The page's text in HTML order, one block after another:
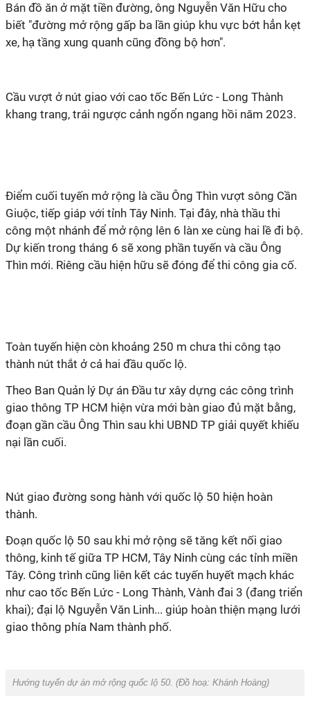
Bán đồ ăn ở mặt tiền đường, ông Nguyễn Văn Hữu cho
biết "đường mở rộng gấp ba lần giúp khu vực bớt hẳn kẹt
xe, hạ tầng xung quanh cũng đồng bộ hơn".
Cầu vượt ở nút giao với cao tốc Bến Lức - Long Thành
khang trang, trái ngược cảnh ngổn ngang hồi năm 2023.
Điểm cuối tuyến mở rộng là cầu Ông Thìn vượt sông Cần
Giuộc, tiếp giáp với tỉnh Tây Ninh. Tại đây, nhà thầu thi
công một nhánh để mở rộng lên 6 làn xe cùng hai lề đi bộ.
Dự kiến trong tháng 6 sẽ xong phần tuyến và cầu Ông
Thìn mới. Riêng cầu hiện hữu sẽ đóng để thi công gia cố.
Toàn tuyến hiện còn khoảng 250 m chưa thi công tạo
thành nút thắt ở cả hai đầu quốc lộ.
Theo Ban Quản lý Dự án Đầu tư xây dựng các công trình
giao thông TP HCM hiện vừa mới bàn giao đủ mặt bằng,
đoạn gần cầu Ông Thìn sau khi UBND TP giải quyết khiếu
nại lần cuối.
Nút giao đường song hành với quốc lộ 50 hiện hoàn
thành.
Đoạn quốc lộ 50 sau khi mở rộng sẽ tăng kết nối giao
thông, kinh tế giữa TP HCM, Tây Ninh cùng các tỉnh miền
Tây. Công trình cũng liên kết các tuyến huyết mạch khác
như cao tốc Bến Lức - Long Thành, Vành đai 3 (đang triển
khai); đại lộ Nguyễn Văn Linh... giúp hoàn thiện mạng lưới
giao thông phía Nam thành phố.
Hướng tuyến dự án mở rộng quốc lộ 50. (Đồ hoạ: Khánh Hoàng)